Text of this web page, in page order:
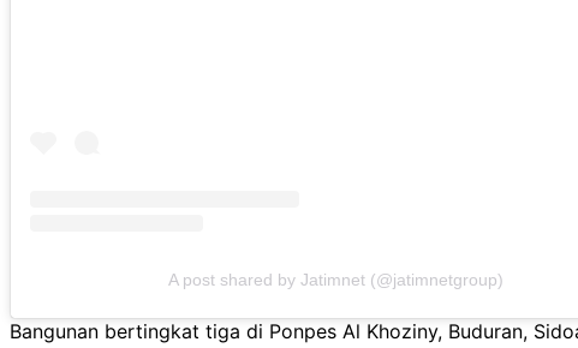
A post shared by Jatimnet (@jatimnetgroup)
Bangunan bertingkat tiga di Ponpes Al Khoziny, Buduran,